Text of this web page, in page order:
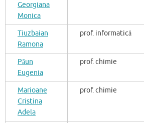
Georgiana
Monica
Tiuzbaian
Ramona
prof. informatică
Păun
Eugenia
prof. chimie
Marioane
Cristina
Adela
prof. chimie